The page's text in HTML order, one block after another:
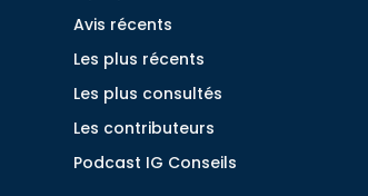
Avis récents
Les plus récents
Les plus consultés
Les contributeurs
Podcast IG Conseils